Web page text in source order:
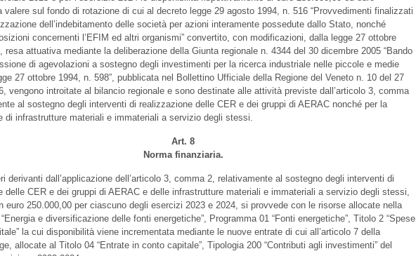
valere sul fondo di rotazione di cui al decreto legge 29 agosto 1994, n. 516 “Provvedimenti finalizzati
dell’indebitamento delle società per azioni interamente possedute dallo Stato, nonché
concernenti l’EFIM ed altri organismi” convertito, con modificazioni, dalla legge 27 ottobre
resa attuativa mediante la deliberazione della Giunta regionale n. 4344 del 30 dicembre 2005 “Bando
di agevolazioni a sostegno degli investimenti per la ricerca industriale nelle piccole e medie
27 ottobre 1994, n. 598”, pubblicata nel Bollettino Ufficiale della Regione del Veneto n. 10 del 27
vengono introitate al bilancio regionale e sono destinate alle attività previste dall’articolo 3, comma
al sostegno degli interventi di realizzazione delle CER e dei gruppi di AERAC nonché per la
di infrastrutture materiali e immateriali a servizio degli stessi.
Art. 8
Norma finanziaria.
dall’applicazione dell’articolo 3, comma 2, relativamente al sostegno degli interventi di
delle CER e dei gruppi di AERAC e delle infrastrutture materiali e immateriali a servizio degli stessi,
euro 250.000,00 per ciascuno degli esercizi 2023 e 2024, si provvede con le risorse allocate nella
e diversificazione delle fonti energetiche”, Programma 01 “Fonti energetiche”, Titolo 2 “Spese
la cui disponibilità viene incrementata mediante le nuove entrate di cui all’articolo 7 della
allocate al Titolo 04 “Entrate in conto capitale”, Tipologia 200 “Contributi agli investimenti” del